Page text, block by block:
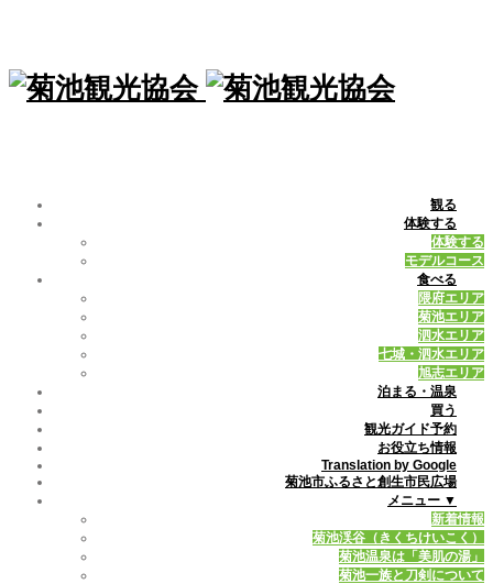
観る
体験する
体験する
モデルコース
食べる
隈府エリア
菊池エリア
泗水エリア
七城・泗水エリア
旭志エリア
泊まる・温泉
買う
観光ガイド予約
お役立ち情報
Translation by Google
菊池市ふるさと創生市民広場
メニュー ▼
新着情報
菊池渓谷（きくちけいこく）
菊池温泉は「美肌の湯」
菊池一族と刀剣について